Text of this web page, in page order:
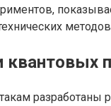
квантовых
разработаны